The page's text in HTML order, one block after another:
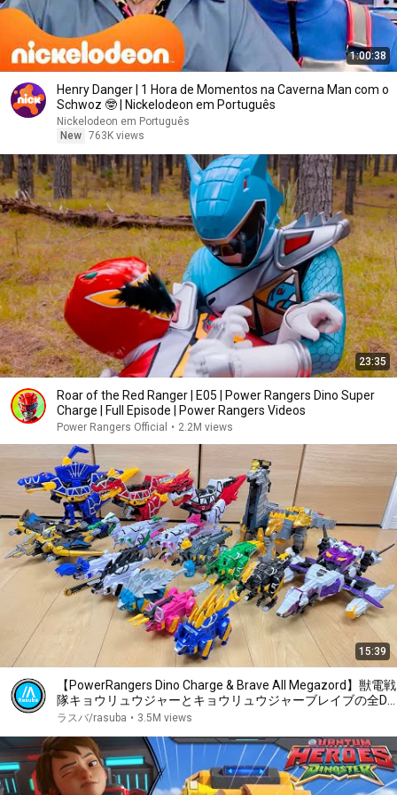
1:00:38
Henry Danger | 1 Hora de Momentos na Caverna Man com o
Schwoz 🤓 | Nickelodeon em Português
Nickelodeon em Português
New 763K views
23:35
Roar of the Red Ranger | E05 | Power Rangers Dino Super
Charge | Full Episode | Power Rangers Videos
Power Rangers Official • 2.2M views
15:39
【PowerRangers Dino Charge & Brave All Megazord】獣電戦
隊キョウリュウジャーとキョウリュウジャーブレイブの全DX
ロボで遊んでみた
ラスバ/rasuba • 3.5M views